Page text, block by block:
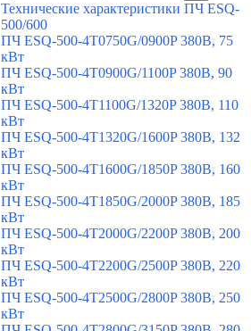
Технические характеристики ПЧ ESQ-
500/600
ПЧ ESQ-500-4T0750G/0900P 380В, 75
кВт
ПЧ ESQ-500-4T0900G/1100P 380В, 90
кВт
ПЧ ESQ-500-4T1100G/1320P 380В, 110
кВт
ПЧ ESQ-500-4T1320G/1600P 380В, 132
кВт
ПЧ ESQ-500-4T1600G/1850P 380В, 160
кВт
ПЧ ESQ-500-4T1850G/2000P 380В, 185
кВт
ПЧ ESQ-500-4T2000G/2200P 380В, 200
кВт
ПЧ ESQ-500-4T2200G/2500P 380В, 220
кВт
ПЧ ESQ-500-4T2500G/2800P 380В, 250
кВт